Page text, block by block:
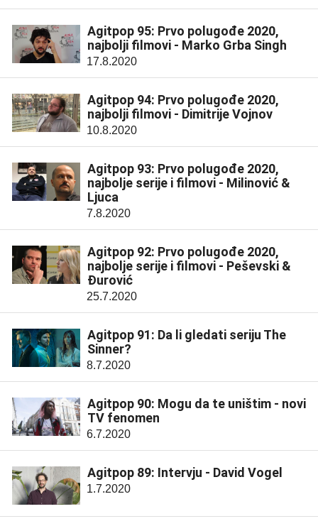
Agitpop 95: Prvo polugođe 2020,
najbolji filmovi - Marko Grba Singh
17.8.2020
Agitpop 94: Prvo polugođe 2020,
najbolji filmovi - Dimitrije Vojnov
10.8.2020
Agitpop 93: Prvo polugođe 2020,
najbolje serije i filmovi - Milinović &
Ljuca
7.8.2020
Agitpop 92: Prvo polugođe 2020,
najbolje serije i filmovi - Peševski &
Đurović
25.7.2020
Agitpop 91: Da li gledati seriju The
Sinner?
8.7.2020
Agitpop 90: Mogu da te uništim - novi
TV fenomen
6.7.2020
Agitpop 89: Intervju - David Vogel
1.7.2020